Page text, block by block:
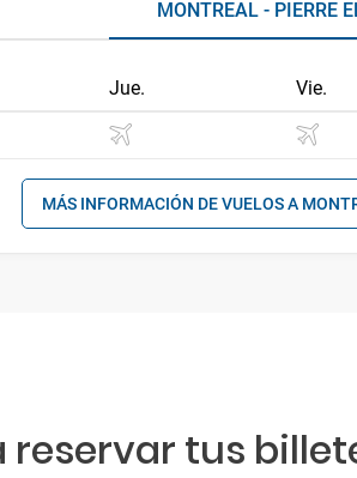
MONTREAL - PIERRE
Jue. Vie.
MÁS INFORMACIÓN DE VUELOS A
tus